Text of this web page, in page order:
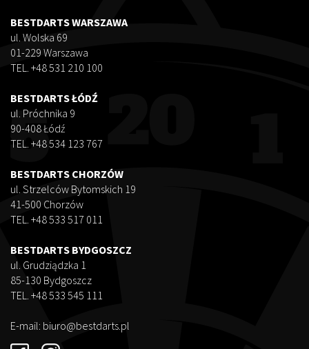
BESTDARTS WARSZAWA
ul. Wolska 69
01-229 Warszawa
TEL. +48 531 210 100
BESTDARTS ŁÓDŹ
ul. Próchnika 9
90-408 Łódź
TEL. +48 534 123 767
BESTDARTS CHORZÓW
ul. Strzelców Bytomskich 19
41-500 Chorzów
TEL. +48 533 517 011
BESTDARTS BYDGOSZCZ
ul. Grudziądzka 1
85-130 Bydgoszcz
TEL. +48 533 545 111
E-mail: biuro@bestdarts.pl